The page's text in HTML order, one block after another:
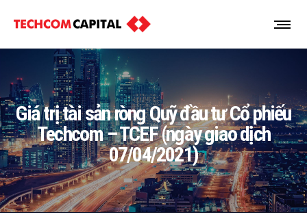
Giá trị tài sản ròng Quỹ đầu tư Cổ phiếu
Techcom – TCEF (ngày giao dịch
07/04/2021)